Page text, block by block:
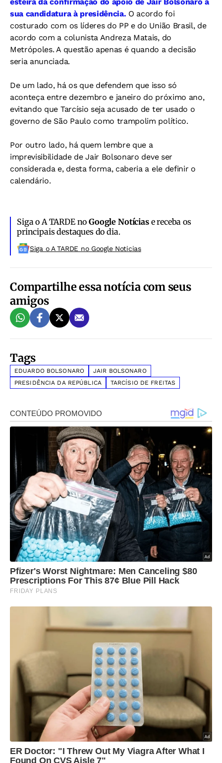
sua candidatura à presidência. O acordo foi
costurado com os líderes do PP e do União Brasil, de
acordo com a colunista Andreza Matais, do
Metrópoles. A questão apenas é quando a decisão
seria anunciada.
De um lado, há os que defendem que isso só
aconteça entre dezembro e janeiro do próximo ano,
evitando que Tarcísio seja acusado de ter usado o
governo de São Paulo como trampolim político.
Por outro lado, há quem lembre que a
imprevisibilidade de Jair Bolsonaro deve ser
considerada e, desta forma, caberia a ele definir o
calendário.
Siga o A TARDE noGoogle Notíciase receba os
principais destaques do dia.
Siga o A TARDE no Google Noticias
Compartilhe essa notícia com seus
amigos
Tags
EDUARDO BOLSONARO
JAIR BOLSONARO
PRESIDÊNCIA DA REPÚBLICA
TARCÍSIO DE FREITAS